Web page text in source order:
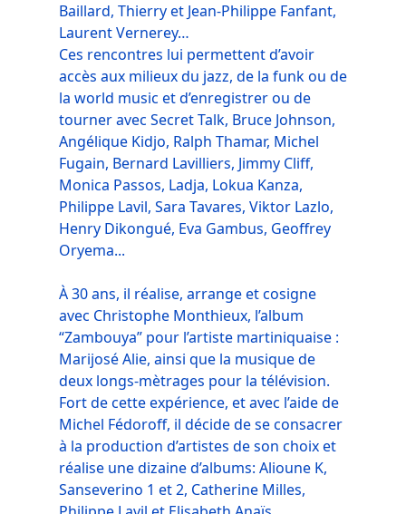
Baillard, Thierry et Jean-Philippe Fanfant,
Laurent Vernerey…
Ces rencontres lui permettent d’avoir
accès aux milieux du jazz, de la funk ou de
la world music et d’enregistrer ou de
tourner avec Secret Talk, Bruce Johnson,
Angélique Kidjo, Ralph Thamar, Michel
Fugain, Bernard Lavilliers, Jimmy Cliff,
Monica Passos, Ladja, Lokua Kanza,
Philippe Lavil, Sara Tavares, Viktor Lazlo,
Henry Dikongué, Eva Gambus, Geoffrey
Oryema...
À 30 ans, il réalise, arrange et cosigne
avec Christophe Monthieux, l’album
“Zambouya” pour l’artiste martiniquaise :
Marijosé Alie, ainsi que la musique de
deux longs-mètrages pour la télévision.
Fort de cette expérience, et avec l’aide de
Michel Fédoroff, il décide de se consacrer
à la production d’artistes de son choix et
réalise une dizaine d’albums: Alioune K,
Sanseverino 1 et 2, Catherine Milles,